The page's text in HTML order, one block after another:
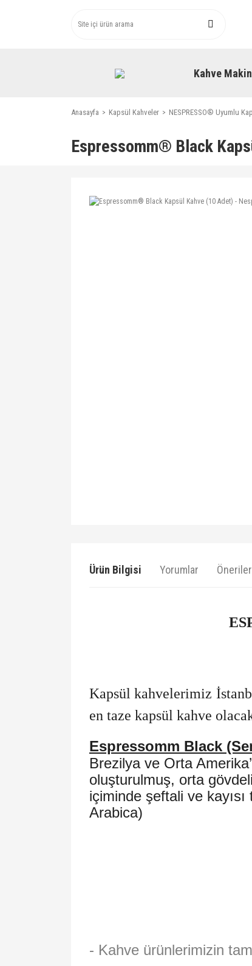
Kahve
Anasayfa Kapsül Kahveler NESPRESSO® Uyumlu
Espressomm® Black
Ürün Bilgisi Yorumlar
Kapsül kahvelerimiz
en taze kapsül kahve
Espressomm Black
Brezilya ve Orta
oluşturulmuş, orta
içiminde şeftali ve
Arabica)
- Kahve ürünlerimizin